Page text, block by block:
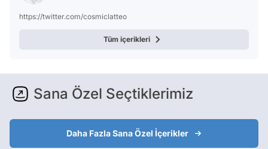
https://twitter.com/cosmiclatteo
Tüm içerikleri
Sana Özel Seçtiklerimiz
Daha Fazla Sana Özel İçerikler